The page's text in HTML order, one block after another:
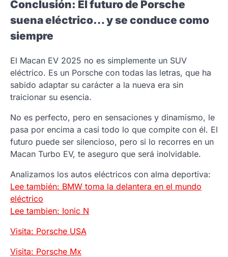
Conclusión: El futuro de Porsche
suena eléctrico… y se conduce como
siempre
El Macan EV 2025 no es simplemente un SUV
eléctrico. Es un Porsche con todas las letras, que ha
sabido adaptar su carácter a la nueva era sin
traicionar su esencia.
No es perfecto, pero en sensaciones y dinamismo, le
pasa por encima a casi todo lo que compite con él. El
futuro puede ser silencioso, pero si lo recorres en un
Macan Turbo EV, te aseguro que será inolvidable.
Analizamos los autos eléctricos con alma deportiva:
Lee también: BMW toma la delantera en el mundo
eléctrico
Lee tambien: Ionic N
Visita: Porsche USA
Visita: Porsche Mx